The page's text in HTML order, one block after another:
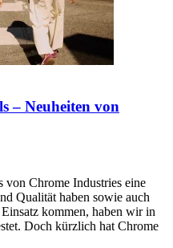
– Neuheiten von
von Chrome Industries eine
Qualität haben sowie auch
kommen, haben wir in
Doch kürzlich hat Chrome